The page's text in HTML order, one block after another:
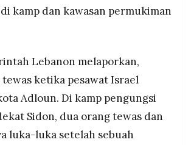
target mereka adalah infrastruktur
dari satu juta warga terpaksa
kamp dan kawasan permukiman
Lebanon melaporkan,
ketika pesawat Israel
Adloun. Di kamp pengungsi
Sidon, dua orang tewas dan
luka-luka setelah sebuah